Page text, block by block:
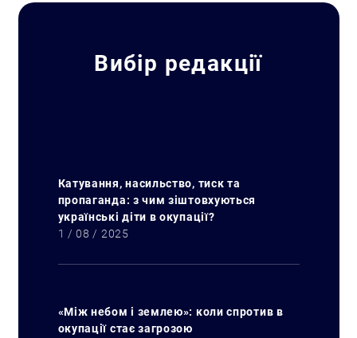
Вибір редакції
Катування, насильство, тиск та
пропаганда: з чим зіштовхуються
українські діти в окупації?
1 / 08 / 2025
«Між небом і землею»: коли спротив в
окупації стає загрозою